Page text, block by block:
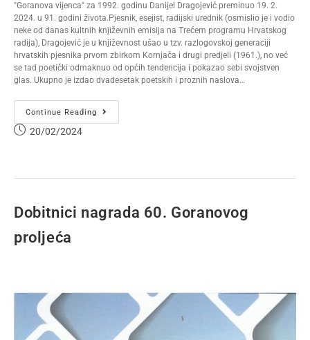
"Goranova vijenca" za 1992. godinu Danijel Dragojević preminuo 19. 2.
2024. u 91. godini života.Pjesnik, esejist, radijski urednik (osmislio je i vodio
neke od danas kultnih književnih emisija na Trećem programu Hrvatskog
radija), Dragojević je u književnost ušao u tzv. razlogovskoj generaciji
hrvatskih pjesnika prvom zbirkom Kornjača i drugi predjeli (1961.), no već
se tad poetički odmaknuo od općih tendencija i pokazao sebi svojstven
glas. Ukupno je izdao dvadesetak poetskih i proznih naslova…
Continue Reading
20/02/2024
Dobitnici nagrada 60. Goranovog
proljeća